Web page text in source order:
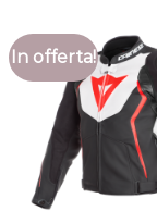
In offerta!